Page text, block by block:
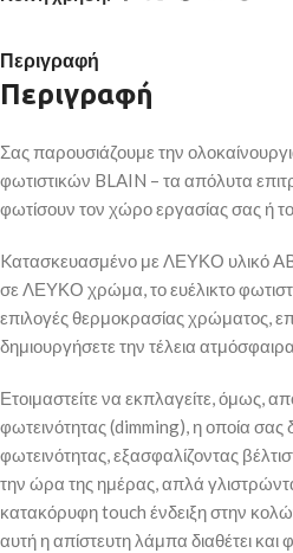
Περιγραφή
Περιγραφή
Σας παρουσιάζουμε την
φωτιστικών BLAIN – τα απόλυτα
φωτίσουν τον χώρο εργασίας σας ή
Kατασκευασμένο με ΛΕΥΚΟ υλικό
σε ΛΕΥΚΟ χρώμα, το ευέλικτο
επιλογές θερμοκρασίας χρώματος,
δημιουργήσετε την τέλεια
Ετοιμαστείτε να εκπλαγείτε, όμως,
φωτεινότητας (dimming), η οποία σας
φωτεινότητας, εξασφαλίζοντας
την ώρα της ημέρας, απλά
κατακόρυφη touch ένδειξη στην
αυτή η απίστευτη λάμπα διαθέτει και